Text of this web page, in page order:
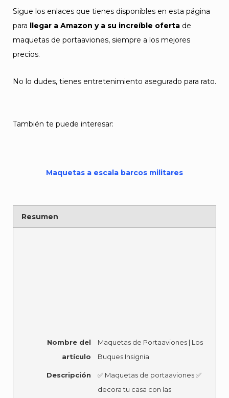
Sigue los enlaces que tienes disponibles en esta página
para llegar a Amazon y a su increíble oferta de
maquetas de portaaviones, siempre a los mejores
precios.
No lo dudes, tienes entretenimiento asegurado para rato.
También te puede interesar:
Maquetas a escala barcos militares
Resumen
Nombre del
artículo
Maquetas de Portaaviones | Los
Buques Insignia
Descripción
✅ Maquetas de portaaviones ✅
decora tu casa con las